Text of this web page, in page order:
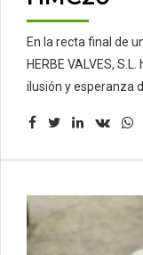
En la recta final de
HERBE VALVES,
ilusión y esperanza